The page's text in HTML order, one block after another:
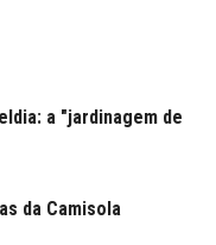
a "jardinagem de
da Camisola